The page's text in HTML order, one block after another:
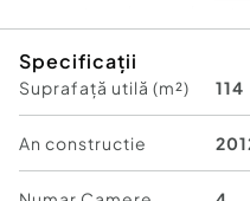
În față se deschide
de 40,12 mp, integrat
ieșire directă către
termopan, un spațiu
petrecut alături de cei
Specificații
Suprafață utilă (m²) 114
An constructie